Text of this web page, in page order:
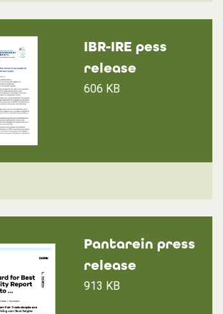
IBR-IRE pess
release
606 KB
Pantarein press
release
913 KB